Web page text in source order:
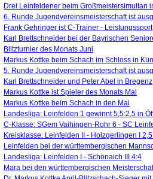
Drei Leinfeldener beim Großmeistersimultan
6. Runde Jugendvereinsmeisterschaft ist
Frank Gehringer ist C-Trainer - Leistungssport
Karl Brettschneider bei der Bayrischen
Blitzturnier des Monats Juni
Markus Kottke beim Schach im Schloss in
5. Runde Jugendvereinsmeisterschaft ist
Karl Brettschneider und Peter Abel in Bregenz
Markus Kottke ist Spieler des Monats Mai
Markus Kottke beim Schach in den Mai
Landesliga: Leinfelden 1 gewinnt 5,5:2,5 in
C-Klasse: SGem Vaihingen-Rohr 6 - SC
Kreisklasse: Leinfelden II - Holzgerlingen I
Leinfelden bei der württembergischen
Landesliga: Leinfelden I - Schönaich III 4:4
Mara bei den württembergischen